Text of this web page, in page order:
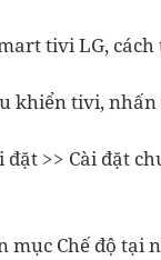
tivi LG,
khiển tivi,
đặt >> Cài đặt
mục Chế độ tại